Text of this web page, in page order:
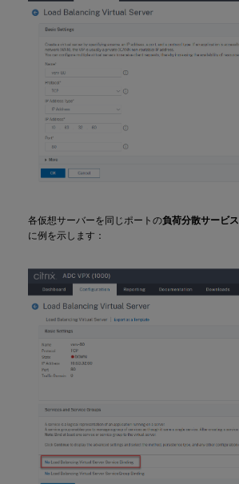
各仮想サーバーを同じポートの負荷分散サービス
に例を示します：